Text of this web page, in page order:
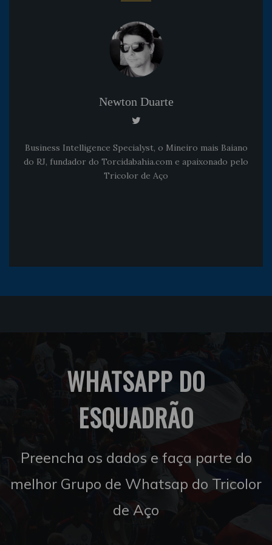
Newton Duarte
Business Intelligence Specialyst, o Mineiro mais Baiano
do RJ, fundador do Torcidabahia.com e apaixonado pelo
Tricolor de Aço
WHATSAPP DO
ESQUADRÃO
Preencha os dados e faça parte do
melhor Grupo de Whatsap do Tricolor
de Aço